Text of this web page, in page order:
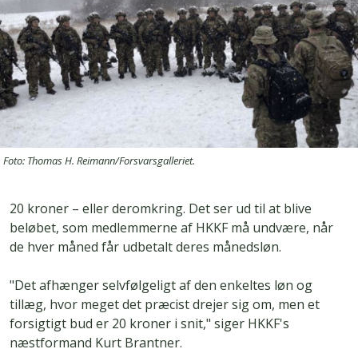
Foto: Thomas H. Reimann/Forsvarsgalleriet.
20 kroner – eller deromkring. Det ser ud til at blive
beløbet, som medlemmerne af HKKF må undvære, når
de hver måned får udbetalt deres månedsløn.
"Det afhænger selvfølgeligt af den enkeltes løn og
tillæg, hvor meget det præcist drejer sig om, men et
forsigtigt bud er 20 kroner i snit," siger HKKF's
næstformand Kurt Brantner.